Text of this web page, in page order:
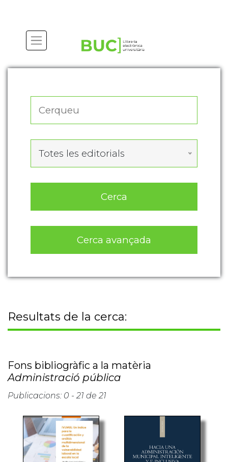
Totes les editorials
Cerca
Cerca avançada
Resultats de la cerca:
Fons bibliogràfic a la matèria
Administració pública
Publicacions: 0 - 21 de 21